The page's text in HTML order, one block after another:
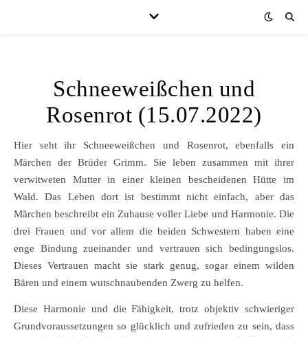
Schneeweißchen und
Rosenrot (15.07.2022)
Hier seht ihr Schneeweißchen und Rosenrot, ebenfalls ein
Märchen der Brüder Grimm. Sie leben zusammen mit ihrer
verwitweten Mutter in einer kleinen bescheidenen Hütte im
Wald. Das Leben dort ist bestimmt nicht einfach, aber das
Märchen beschreibt ein Zuhause voller Liebe und Harmonie. Die
drei Frauen und vor allem die beiden Schwestern haben eine
enge Bindung zueinander und vertrauen sich bedingungslos.
Dieses Vertrauen macht sie stark genug, sogar einem wilden
Bären und einem wutschnaubenden Zwerg zu helfen.
Diese Harmonie und die Fähigkeit, trotz objektiv schwieriger
Grundvoraussetzungen so glücklich und zufrieden zu sein, dass